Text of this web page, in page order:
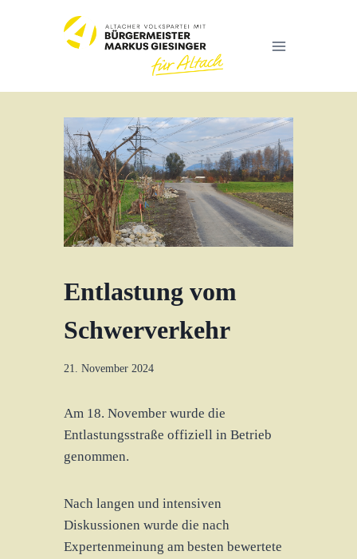
Entlastung vom
Schwerverkehr
21. November 2024
Am 18. November wurde die
Entlastungsstraße offiziell in Betrieb
genommen.
Nach langen und intensiven
Diskussionen wurde die nach
Expertenmeinung am besten bewertete